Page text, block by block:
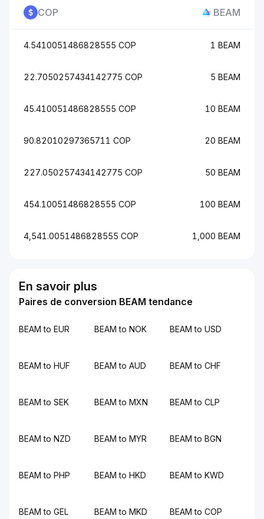
COP BEAM
4.5410051486828555 COP 1 BEAM
22.7050257434142775 COP 5 BEAM
45.410051486828555 COP 10 BEAM
90.82010297365711 COP 20 BEAM
227.050257434142775 COP 50 BEAM
454.10051486828555 COP 100 BEAM
4,541.0051486828555 COP 1,000 BEAM
En savoir plus
Paires de conversion BEAM tendance
BEAM to EUR BEAM to NOK BEAM to USD
BEAM to HUF BEAM to AUD BEAM to CHF
BEAM to SEK BEAM to MXN BEAM to CLP
BEAM to NZD BEAM to MYR BEAM to BGN
BEAM to PHP BEAM to HKD BEAM to KWD
BEAM to GEL BEAM to MKD BEAM to COP